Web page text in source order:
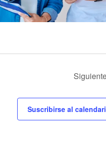
Suscribirse al